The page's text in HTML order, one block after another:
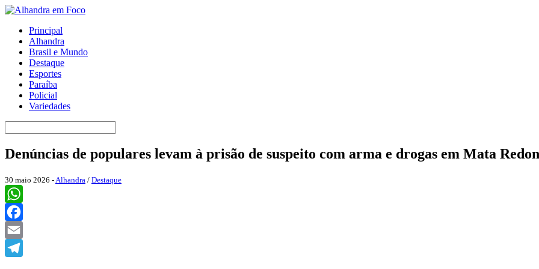
Principal
Alhandra
Brasil e Mundo
Destaque
Esportes
Paraíba
Policial
Variedades
Denúncias de populares levam à prisão de suspeito com arma e drogas em Mata
30 maio 2026 - Alhandra / Destaque
WhatsApp
Facebook
Email